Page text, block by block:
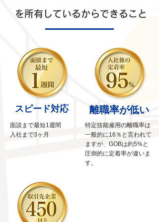
を所有しているからできること
スピード対応
面談まで最短1週間​
入社まで3ヶ月
離職率が低い
特定技能雇用の離職率は
一般的に16％と言われて
ますが、GOBは約5%と
圧倒的に定着率が違いま
す。